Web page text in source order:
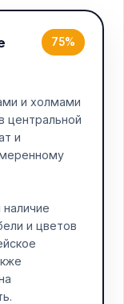
75%
и холмами
центральной
и
и цветов